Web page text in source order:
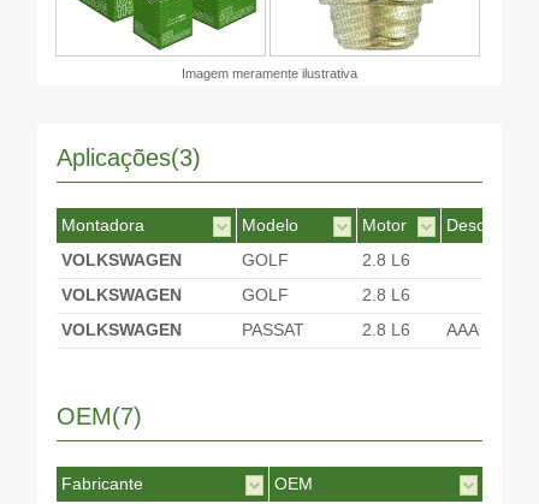
Imagem meramente ilustrativa
Aplicações(3)
Montadora Modelo Motor
Desc. Motor
VOLKSWAGEN
GOLF
2.8 L6
VOLKSWAGEN
GOLF
2.8 L6
VOLKSWAGEN
PASSAT 2.8 L6 AAA
OEM(7)
Fabricante
OEM